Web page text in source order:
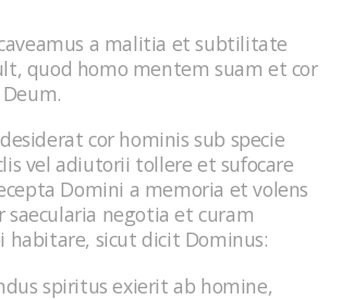
a malitia et subtilitate
quod homo mentem suam et cor
cor hominis sub specie
vel adiutorii tollere et sufocare
Domini a memoria et volens
saecularia negotia et curam
habitare, sicut dicit Dominus:
spiritus exierit ab homine,